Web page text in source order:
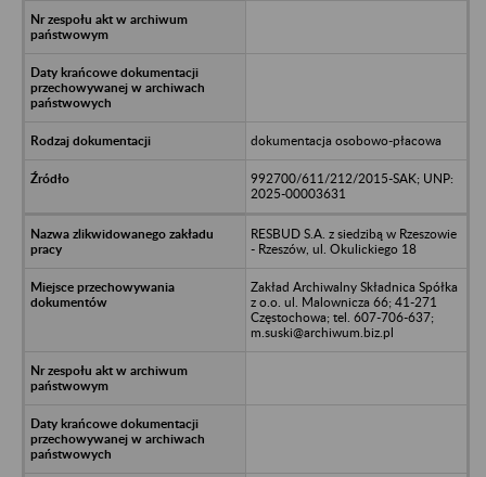
dokumentacja osobowo-płacowa
992700/611/212/2015-SAK; UNP:
2025-00003631
RESBUD S.A. z siedzibą w Rzeszowie
- Rzeszów, ul. Okulickiego 18
Zakład Archiwalny Składnica Spółka
z o.o. ul. Malownicza 66; 41-271
Częstochowa; tel. 607-706-637;
m.suski@archiwum.biz.pl